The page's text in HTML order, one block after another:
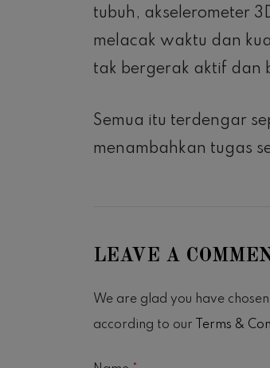
tubuh, akselerometer
melacak waktu dan
tak bergerak aktif dan
Semua itu terdengar
menambahkan tugas
LEAVE A
We are glad you have
according to our Terms &